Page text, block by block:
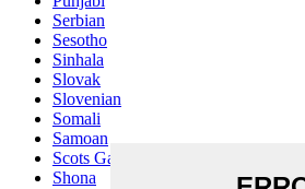
Serbian
Sesotho
Sinhala
Slovak
Slovenian
Somali
Samoan
Scots Gaelic
Shona